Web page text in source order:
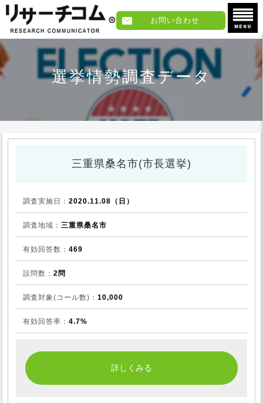
お問い合わせ
選挙情勢調査データ
三重県桑名市(市長選挙)
調査実施日： 2020.11.08（日）
調査地域： 三重県桑名市
有効回答数： 469
設問数： 2問
調査対象(コール数)： 10,000
有効回答率： 4.7%